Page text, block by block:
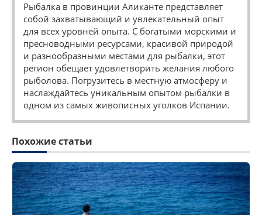
Рыбалка в провинции Аликанте представляет
собой захватывающий и увлекательный опыт
для всех уровней опыта. С богатыми морскими и
пресноводными ресурсами, красивой природой
и разнообразными местами для рыбалки, этот
регион обещает удовлетворить желания любого
рыболова. Погрузитесь в местную атмосферу и
наслаждайтесь уникальным опытом рыбалки в
одном из самых живописных уголков Испании.
Похожие статьи